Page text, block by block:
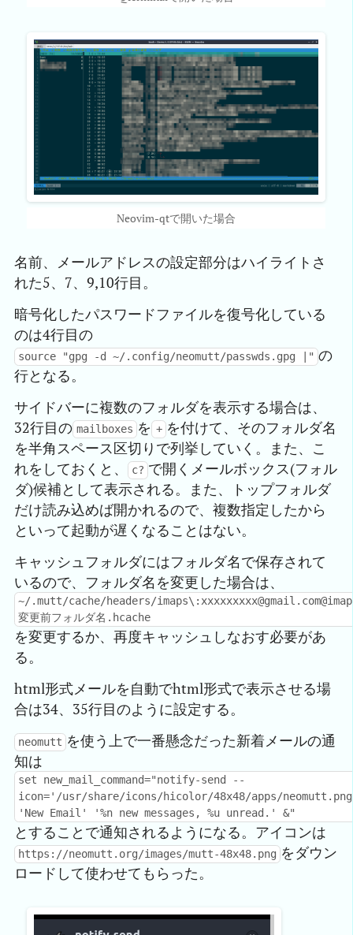
Neovim-qtで開いた場合
名前、メールアドレスの設定部分はハイライトさ
れた5、7、9,10行目。
暗号化したパスワードファイルを復号化している
のは4行目の
source "gpg -d ~/.config/neomutt/passwds.gpg |" の
行となる。
サイドバーに複数のフォルダを表示する場合は、
32行目の mailboxes を + を付けて、そのフォルダ名
を半角スペース区切りで列挙していく。また、こ
れをしておくと、
c? で開くメールボックス(フォル
ダ)候補として表示される。また、トップフォルダ
だけ読み込めば開かれるので、複数指定したから
といって起動が遅くなることはない。
キャッシュフォルダにはフォルダ名で保存されて
いるので、フォルダ名を変更した場合は、
~/.mutt/cache/headers/
変更前フォルダ名.hcache
を変更するか、再度キャッシュしなおす必要があ
る。
html形式メールを自動でhtml形式で表示させる場
合は34、35行目のように設定する。
neomutt を使う上で一番懸念だった新着メールの通
知は
set new_mail_command="notify-send --
icon='/usr/share/icons/hicolor/48x48/apps/
'New Email' '%n new messages, %u unread.' &"
とすることで通知されるようになる。アイコンは
https://neomutt.org/images/mutt-48x48.png をダウン
ロードして使わせてもらった。